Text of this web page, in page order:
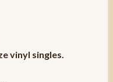
vinyl singles.